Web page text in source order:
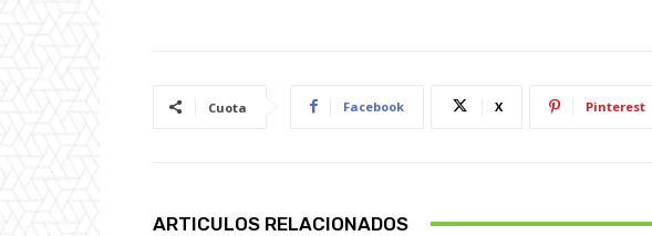
Cuota Facebook X Pinterest
ARTICULOS RELACIONADOS